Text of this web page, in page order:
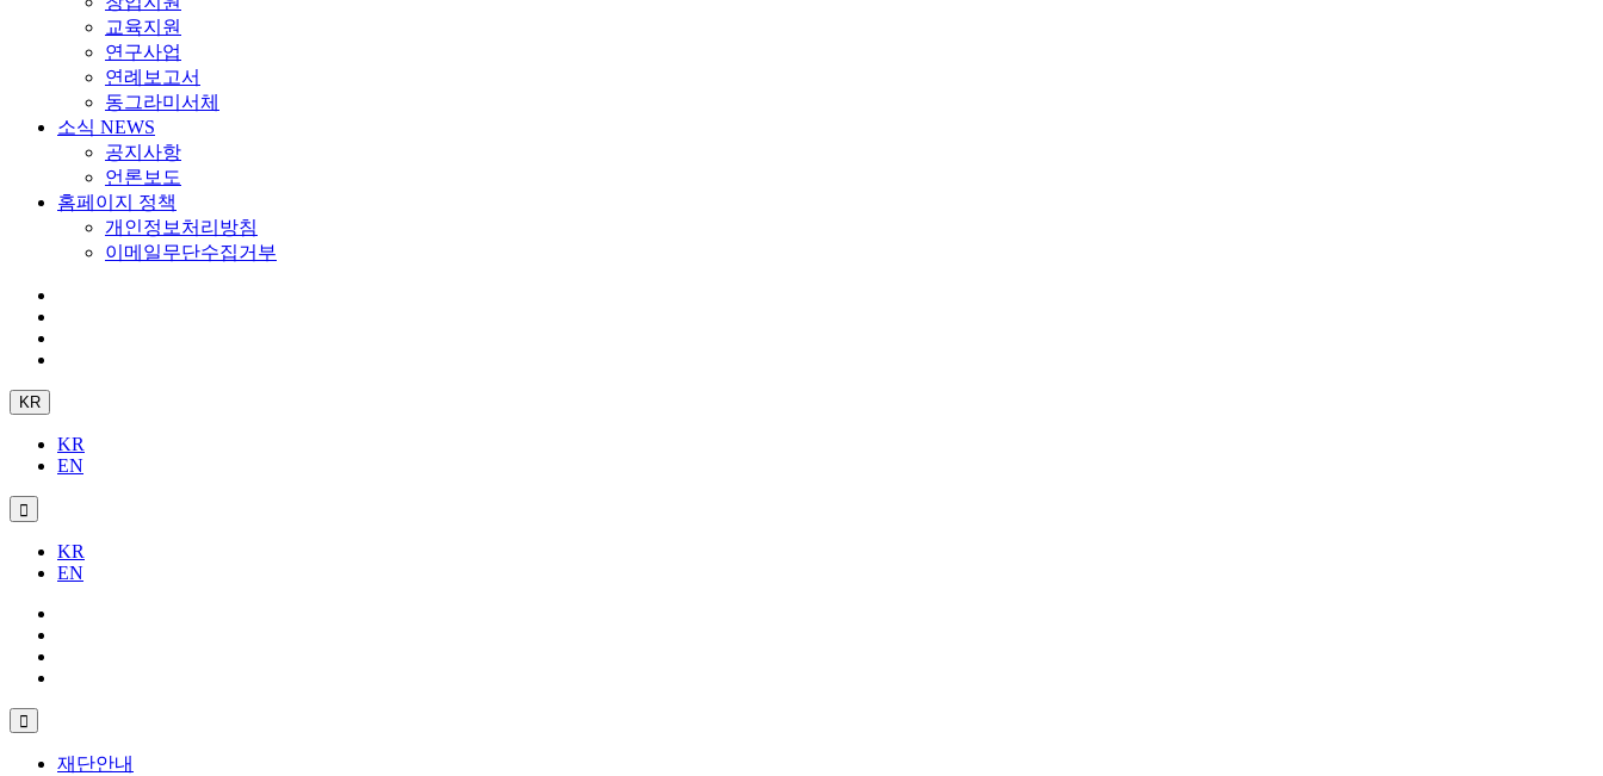
교육지원
연구사업
연례보고서
동그라미서체
소식 NEWS
공지사항
언론보도
홈페이지 정책
개인정보처리방침
이메일무단수집거부
KR
KR
EN
KR
EN
재단안내